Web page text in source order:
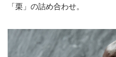
「栗」の詰め合わせ。